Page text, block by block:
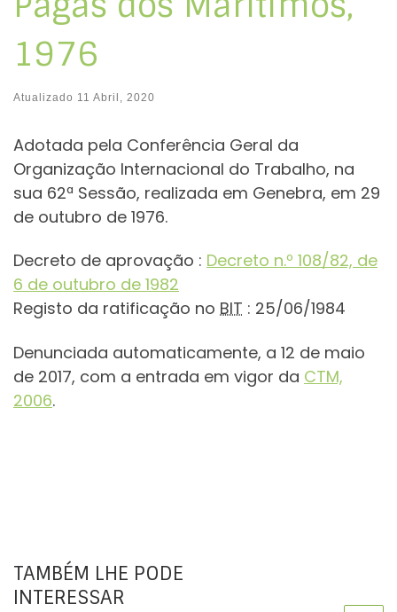
1976
Atualizado 11 Abril, 2020
Adotada pela Conferência Geral da
Organização Internacional do Trabalho, na
sua 62ª Sessão, realizada em Genebra, em 29
de outubro de 1976.
Decreto de aprovação : Decreto n.º 108/82, de
6 de outubro de 1982
Registo da ratificação no BIT : 25/06/1984
Denunciada automaticamente, a 12 de maio
de 2017, com a entrada em vigor da CTM,
2006.
TAMBÉM LHE PODE
INTERESSAR